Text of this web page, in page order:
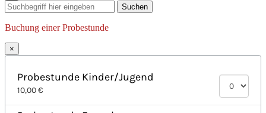
Suchen
Buchung einer Probestunde
×